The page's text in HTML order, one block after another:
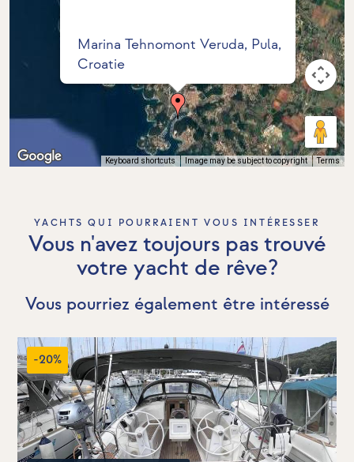
Marina Tehnomont Veruda, Pula,
Croatie
Keyboard shortcuts Image may be subject to copyright Terms
YACHTS QUI POURRAIENT VOUS INTÉRESSER
Vous n'avez toujours pas trouvé
votre yacht de rêve?
Vous pourriez également être intéressé
-20%